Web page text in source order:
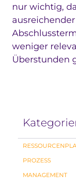
nur wichtig,
weniger
Überstunden
PROZESS
MANAGEMENT